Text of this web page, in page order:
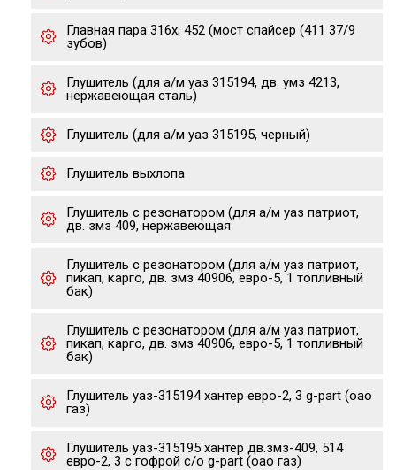
Главная пара 316х; 452 (мост спайсер (411 37/9
зубов)
Глушитель (для а/м уаз 315194, дв. умз 4213,
нержавеющая сталь)
Глушитель (для а/м уаз 315195, черный)
Глушитель выхлопа
Глушитель с резонатором (для а/м уаз патриот,
дв. змз 409, нержавеющая
Глушитель с резонатором (для а/м уаз патриот,
пикап, карго, дв. змз 40906, евро-5, 1 топливный
бак)
Глушитель с резонатором (для а/м уаз патриот,
пикап, карго, дв. змз 40906, евро-5, 1 топливный
бак)
Глушитель уаз-315194 хантер евро-2, 3 g-part (оао
газ)
Глушитель уаз-315195 хантер дв.змз-409, 514
евро-2, 3 с гофрой с/о g-part (оао газ)